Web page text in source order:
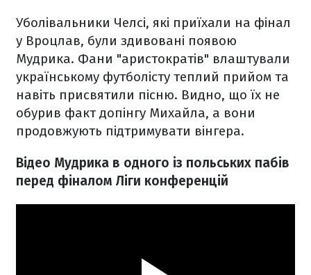
Уболівальники Челсі, які приїхали на фінал
у Вроцлав, були здивовані появою
Мудрика. Фани "аристократів" влаштували
українському футболісту теплий прийом та
навіть присвятили пісню. Видно, що їх не
обурив факт допінгу Михайла, а вони
продовжують підтримувати вінгера.
Відео Мудрика в одного із польських пабів
перед фіналом Ліги конференцій